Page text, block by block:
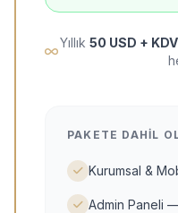
Yıllık 50 USD + KDV
PAKETE DAHIL
Kurumsal &
Admin Paneli